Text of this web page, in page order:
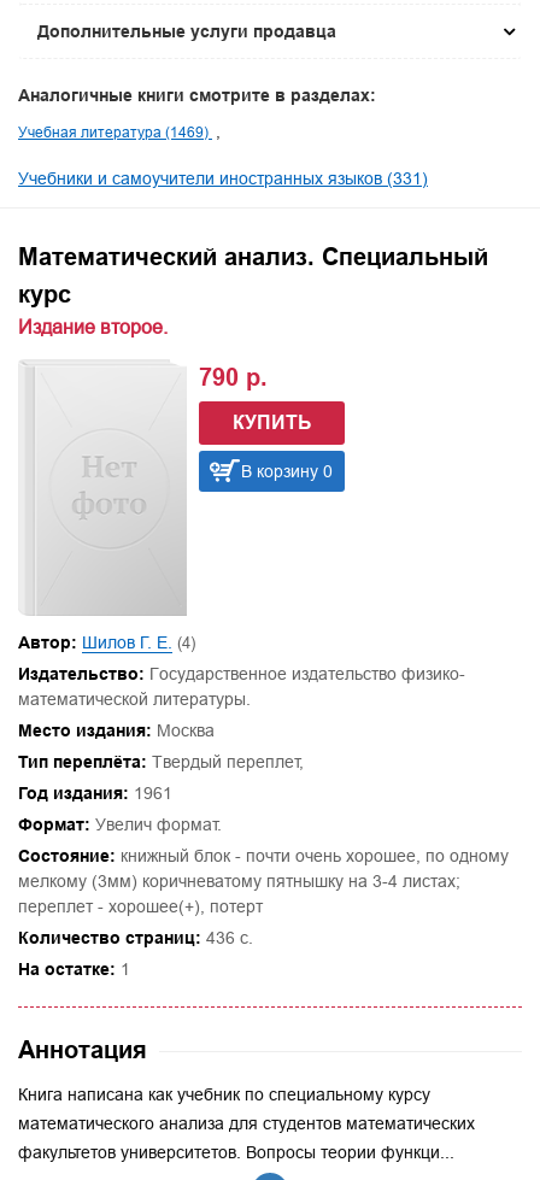
Дополнительные услуги продавца
Аналогичные книги смотрите в разделах:
Учебная литература (1469)
Учебники и самоучители иностранных языков (331)
Математический анализ. Специальный
курс
Издание второе.
790 р.
КУПИТЬ
В корзину 0
Автор: Шилов Г. Е. (4)
Издательство: Государственное издательство физико-
математической литературы.
Место издания: Москва
Тип переплёта: Твердый переплет,
Год издания: 1961
Формат: Увелич формат.
Состояние: книжный блок - почти очень хорошее, по одному
мелкому (3мм) коричневатому пятнышку на 3-4 листах;
переплет - хорошее(+), потерт
Количество страниц: 436 с.
На остатке: 1
Аннотация
Книга написана как учебник по специальному курсу
математического анализа для студентов математических
факультетов университетов. Вопросы теории функци...